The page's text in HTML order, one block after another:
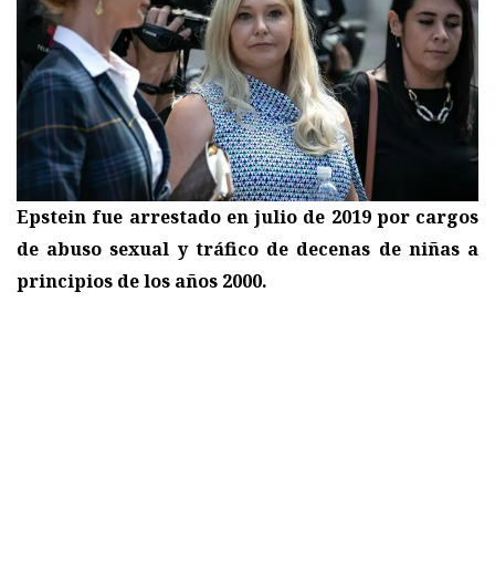
Epstein fue arrestado en julio de 2019 por cargos
de abuso sexual y tráfico de decenas de niñas a
principios de los años 2000.